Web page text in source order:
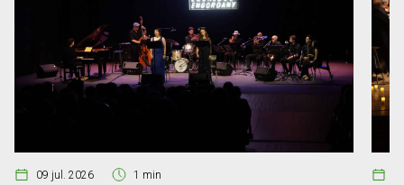
09 jul. 2026 1 min